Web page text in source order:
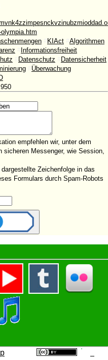
KIAct
Algorithmen
Informationsfreiheit
Datenschutz
Datensicherheit
Überwachung
950
empfehlen wir, unter dem
sicheren Messenger, wie Session,
Zeichenfolge in das
Formulars durch Spam-Robots